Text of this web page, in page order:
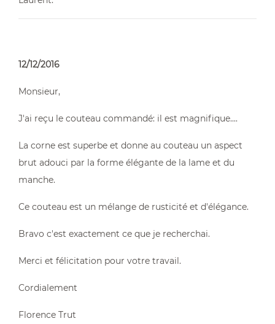
12/12/2016
Monsieur,
J'ai reçu le couteau commandé: il est magnifique....
La corne est superbe et donne au couteau un aspect
brut adouci par la forme élégante de la lame et du
manche.
Ce couteau est un mélange de rusticité et d'élégance.
Bravo c'est exactement ce que je recherchai.
Merci et félicitation pour votre travail.
Cordialement
Florence Trut